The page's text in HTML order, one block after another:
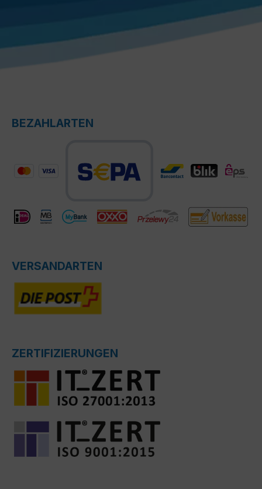
BEZAHLARTEN
VERSANDARTEN
ZERTIFIZIERUNGEN